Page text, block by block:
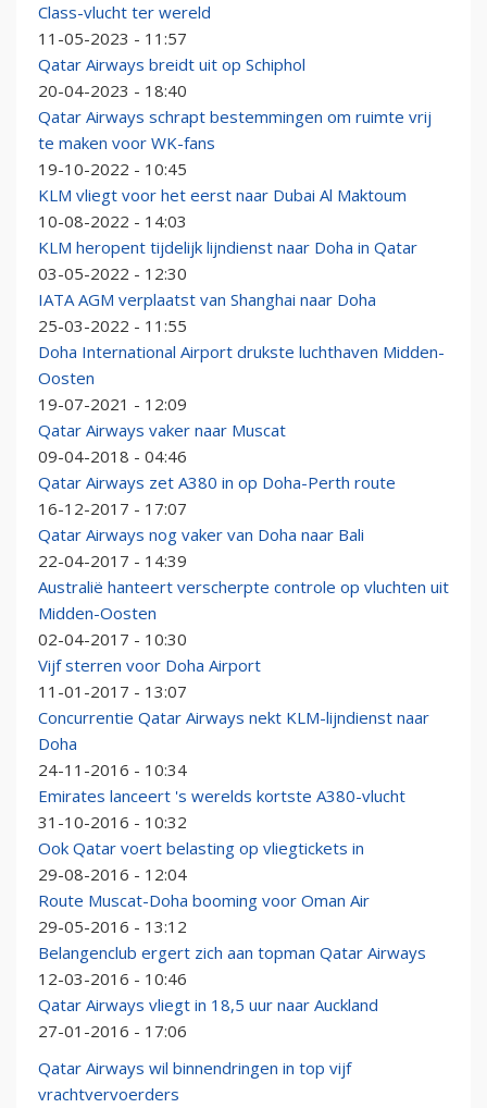
Class-vlucht ter wereld
11-05-2023 - 11:57
Qatar Airways breidt uit op Schiphol
20-04-2023 - 18:40
Qatar Airways schrapt bestemmingen om ruimte vrij
te maken voor WK-fans
19-10-2022 - 10:45
KLM vliegt voor het eerst naar Dubai Al Maktoum
10-08-2022 - 14:03
KLM heropent tijdelijk lijndienst naar Doha in Qatar
03-05-2022 - 12:30
IATA AGM verplaatst van Shanghai naar Doha
25-03-2022 - 11:55
Doha International Airport drukste luchthaven Midden-
Oosten
19-07-2021 - 12:09
Qatar Airways vaker naar Muscat
09-04-2018 - 04:46
Qatar Airways zet A380 in op Doha-Perth route
16-12-2017 - 17:07
Qatar Airways nog vaker van Doha naar Bali
22-04-2017 - 14:39
Australië hanteert verscherpte controle op vluchten uit
Midden-Oosten
02-04-2017 - 10:30
Vijf sterren voor Doha Airport
11-01-2017 - 13:07
Concurrentie Qatar Airways nekt KLM-lijndienst naar
Doha
24-11-2016 - 10:34
Emirates lanceert 's werelds kortste A380-vlucht
31-10-2016 - 10:32
Ook Qatar voert belasting op vliegtickets in
29-08-2016 - 12:04
Route Muscat-Doha booming voor Oman Air
29-05-2016 - 13:12
Belangenclub ergert zich aan topman Qatar Airways
12-03-2016 - 10:46
Qatar Airways vliegt in 18,5 uur naar Auckland
27-01-2016 - 17:06
Qatar Airways wil binnendringen in top vijf
vrachtvervoerders